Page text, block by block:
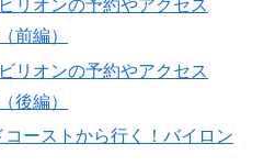
リオンの予約やアクセス
前編）
リオンの予約やアクセス
後編）
コーストから行く！バイロン